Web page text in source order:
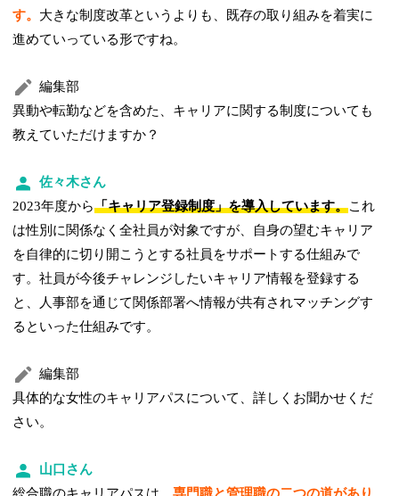
す。 大きな制度改革というよりも、既存の取り組みを着実に
進めていっている形ですね。
編集部
異動や転勤などを含めた、キャリアに関する制度についても
教えていただけますか？
佐々木さん
2023年度から「キャリア登録制度」を導入しています。これ
は性別に関係なく全社員が対象ですが、自身の望むキャリア
を自律的に切り開こうとする社員をサポートする仕組みで
す。社員が今後チャレンジしたいキャリア情報を登録する
と、人事部を通じて関係部署へ情報が共有されマッチングす
るといった仕組みです。
編集部
具体的な女性のキャリアパスについて、詳しくお聞かせくだ
さい。
山口さん